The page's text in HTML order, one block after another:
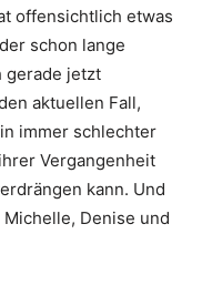
offensichtlich etwas
schon lange
gerade jetzt
aktuellen Fall,
immer schlechter
Vergangenheit
kann. Und
Denise und